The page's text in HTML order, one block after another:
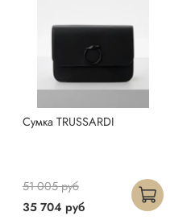
Сумка TRUSSARDI
35 704 руб
51 005 руб